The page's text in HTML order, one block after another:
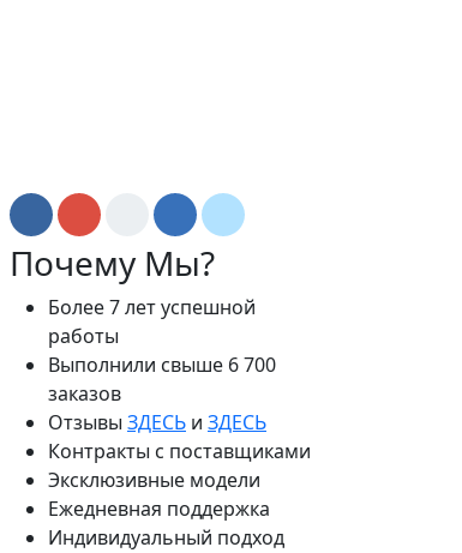
Почему Мы?
Более 7 лет успешной
работы
Выполнили свыше 6 700
заказов
Отзывы ЗДЕСЬ и ЗДЕСЬ
Контракты с поставщиками
Эксклюзивные модели
Ежедневная поддержка
Индивидуальный подход